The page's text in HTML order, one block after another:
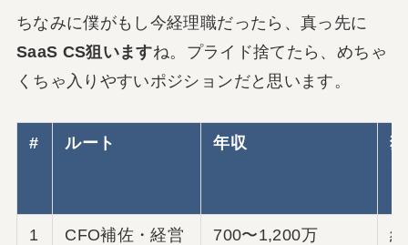
ちなみに僕がもし今経理職だったら、真っ先に
SaaS CS狙いますね。プライド捨てたら、めちゃ
くちゃ入りやすいポジションだと思います。
# ルート 年収
1
CFO補佐・経営
700〜1,200万